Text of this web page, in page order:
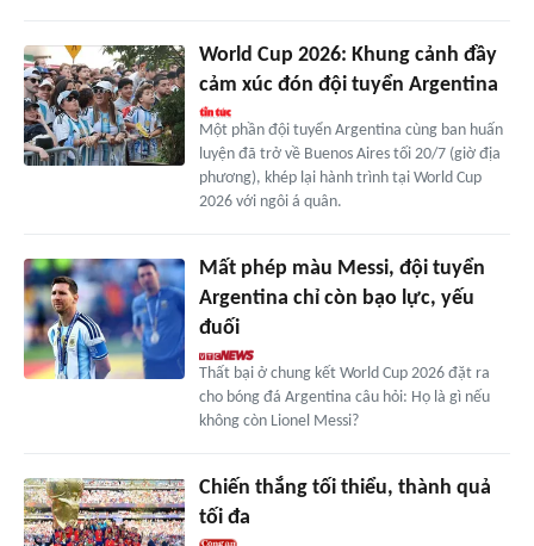
World Cup 2026: Khung cảnh đầy
cảm xúc đón đội tuyển Argentina
Một phần đội tuyển Argentina cùng ban huấn
luyện đã trở về Buenos Aires tối 20/7 (giờ địa
phương), khép lại hành trình tại World Cup
2026 với ngôi á quân.
Mất phép màu Messi, đội tuyển
Argentina chỉ còn bạo lực, yếu
đuối
Thất bại ở chung kết World Cup 2026 đặt ra
cho bóng đá Argentina câu hỏi: Họ là gì nếu
không còn Lionel Messi?
Chiến thắng tối thiểu, thành quả
tối đa